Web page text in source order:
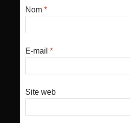
Nom *
E-mail *
Site web